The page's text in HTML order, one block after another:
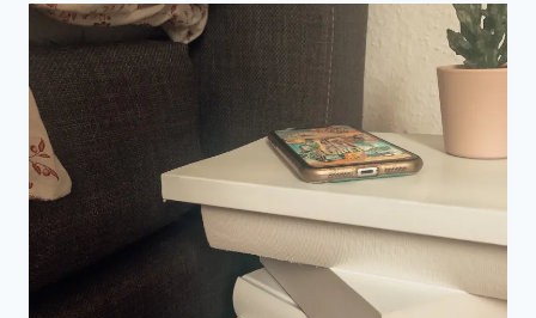
DIR
FÜR
5.-
SCHICKES
PFLANZENREGAL